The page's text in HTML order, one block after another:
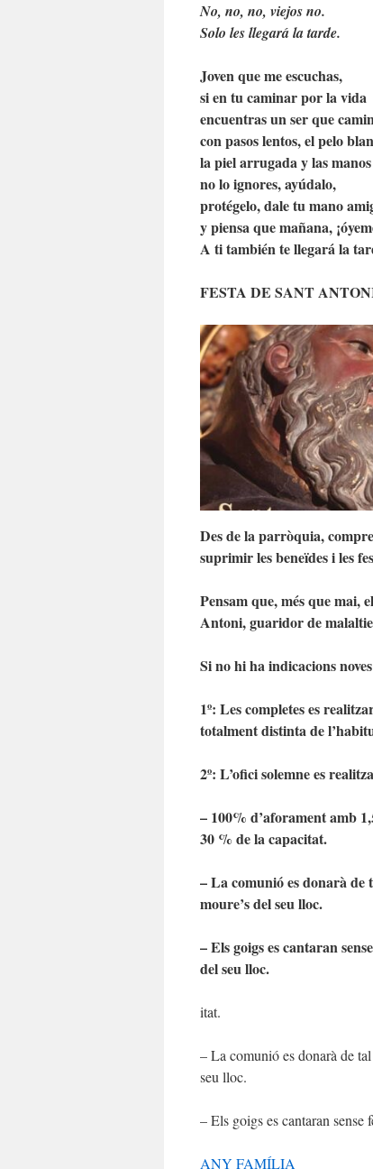
No, no, no, viejos no.
Solo les llegará la tarde.
Joven que me escuchas,
si en tu caminar por la vida
encuentras un ser que
con pasos lentos, el pelo
la piel arrugada y las
no lo ignores, ayúdalo,
protégelo, dale tu mano
y piensa que mañana,
A ti también te llegará la
FESTA DE SANT
Des de la parròquia,
suprimir les beneïdes i les
Pensam que, més que mai,
Antoni, guaridor de
Si no hi ha indicacions
1º: Les completes es
totalment distinta de
2º: L’ofici solemne es
– 100% d’aforament amb
30 % de la capacitat.
– La comunió es donarà
moure’s del seu lloc.
– Els goigs es cantaran
del seu lloc.
itat.
– La comunió es donarà de
seu lloc.
– Els goigs es cantaran sense
ANY FAMÍLIA